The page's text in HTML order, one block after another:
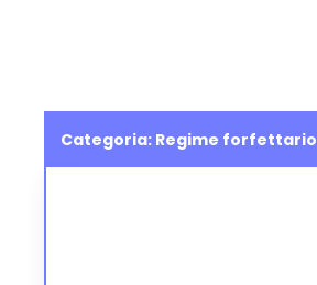
Categoria: Regime forfettario